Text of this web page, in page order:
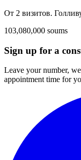
От 2 визитов.
103,080,000 soums
Sign up for a
Leave your number,
appointment time for